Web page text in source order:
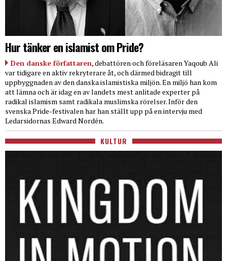
Hur tänker en islamist om Pride?
Den danske författaren, debattören och föreläsaren Yaqoub Ali
var tidigare en aktiv rekryterare åt, och därmed bidragit till
uppbyggnaden av den danska islamistiska miljön. En miljö han kom
att lämna och är idag en av landets mest anlitade experter på
radikal islamism samt radikala muslimska rörelser. Inför den
svenska Pride-festivalen har han ställt upp på en intervju med
Ledarsidornas Edward Nordén.
KULTUR